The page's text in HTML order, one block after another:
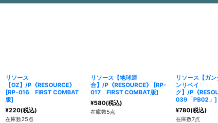
リソース
【OZ】/P《RESOURCE》
[RP-016 FIRST COMBAT
版]
¥220(税込)
在庫数25点
リソース【地球連
合】/P《RESOURCE》
[RP-
017 FIRST COMBAT版]
¥580(税込)
在庫数5点
リソース【ガ
ンリベイ
ク】/P《
039「PB02」]
¥780(税込)
在庫数7点